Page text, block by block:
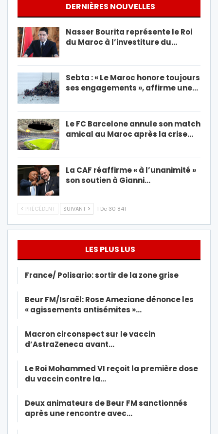
DERNIÈRES NOUVELLES
Nasser Bourita représente le Roi
du Maroc à l’investiture du…
Sebta : « Le Maroc honore toujours
ses engagements », affirme une…
Le FC Barcelone annule son match
amical au Maroc après la crise…
La CAF réaffirme « à l’unanimité »
son soutien à Gianni…
PRÉCÉDENT SUIVANT 1 De 30 841
LES PLUS LUS
France/ Polisario: sortir de la zone grise
Beur FM/Israël: Rose Ameziane dénonce les
« agissements antisémites »…
Macron circonspect sur le vaccin
d’AstraZeneca avant…
Le Roi Mohammed VI reçoit la première dose
du vaccin contre la…
Deux animateurs de Beur FM sanctionnés
après une rencontre avec…